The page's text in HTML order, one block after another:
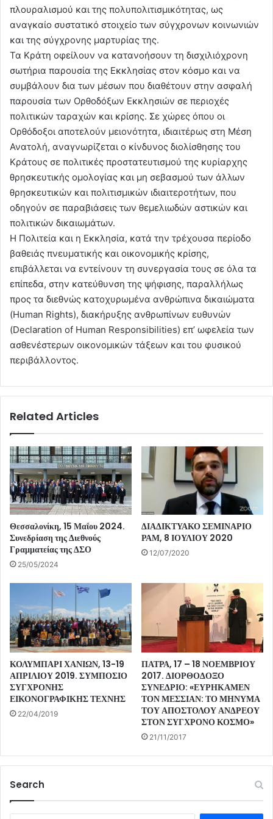
πλουραλισμού και της πολυπολιτισμικότητας, ως
αναγκαίο συστατικό στοιχείο των σύγχρονων κοινωνιών
και της σύγχρονης μαρτυρίας της.
Τα Κράτη οφείλουν να κατανοήσουν τη δισχιλιόχρονη
σωτήρια παρουσία της Εκκλησίας στον κόσμο και να
συμβάλουν δια των μέσων που διαθέτουν στην ασφαλή
παρουσία των Ορθοδόξων Εκκλησιών σε περιοχές
πολιτικών ταραχών και κρίσης. Σε χώρες όπου οι
Ορθόδοξοι αποτελούν μειονότητα, ιδιαιτέρως στη Μέση
Ανατολή, αναγνωρίζεται ο κίνδυνος διολίσθησης του
Κράτους σε πολιτικές προστατευτισμού της κυρίαρχης
θρησκευτικής ομολογίας και μη σεβασμού των άλλων
θρησκευτικών και πολιτισμικών ιδιαιτεροτήτων, που
οδηγούν σε παραβιάσεις των θεμελιωδών αστικών και
πολιτικών δικαιωμάτων.
Η Πολιτεία και η Εκκλησία, κατά την τρέχουσα περίοδο
βαθειάς πνευματικής και οικονομικής κρίσης,
επιβάλλεται να εντείνουν τη συνεργασία τους σε όλα τα
επίπεδα, στην κατεύθυνση της ψήφισης, παραλλήλως
προς τα διεθνώς κατοχυρωμένα ανθρώπινα δικαιώματα
(Human Rights), διακήρυξης ανθρωπίνων ευθυνών
(Declaration of Human Responsibilities) επ’ ωφελεία των
ασθενέστερων οικονομικών τάξεων και του φυσικού
περιβάλλοντος.
Related Articles
Θεσσαλονίκη, 15 Μαΐου 2024.
Συνεδρίαση της Διεθνούς
Γραμματείας της ΔΣΟ
25/05/2024
ΔΙΑΔΙΚΤΥΑΚΟ ΣΕΜΙΝΑΡΙΟ
ΡΑΜ, 8 ΙΟΥΛΙΟΥ 2020
12/07/2020
ΚΟΛΥΜΠΑΡΙ ΧΑΝΙΩΝ, 13-19
ΑΠΡΙΛΙΟΥ 2019. ΣΥΜΠΟΣΙΟ
ΣΥΓΧΡΟΝΗΣ
ΕΙΚΟΝΟΓΡΑΦΙΚΗΣ ΤΕΧΝΗΣ
22/04/2019
ΠΑΤΡΑ, 17 – 18 ΝΟΕΜΒΡΙΟΥ
2017. ΔΙΟΡΘΟΔΟΞΟ
ΣΥΝΕΔΡΙΟ: «ΕΥΡΗΚΑΜΕΝ
ΤΟΝ ΜΕΣΣΙΑΝ: ΤΟ ΜΗΝΥΜΑ
ΤΟΥ ΑΠΟΣΤΟΛΟΥ ΑΝΔΡΕΟΥ
ΣΤΟΝ ΣΥΓΧΡΟΝΟ ΚΟΣΜΟ»
21/11/2017
Search